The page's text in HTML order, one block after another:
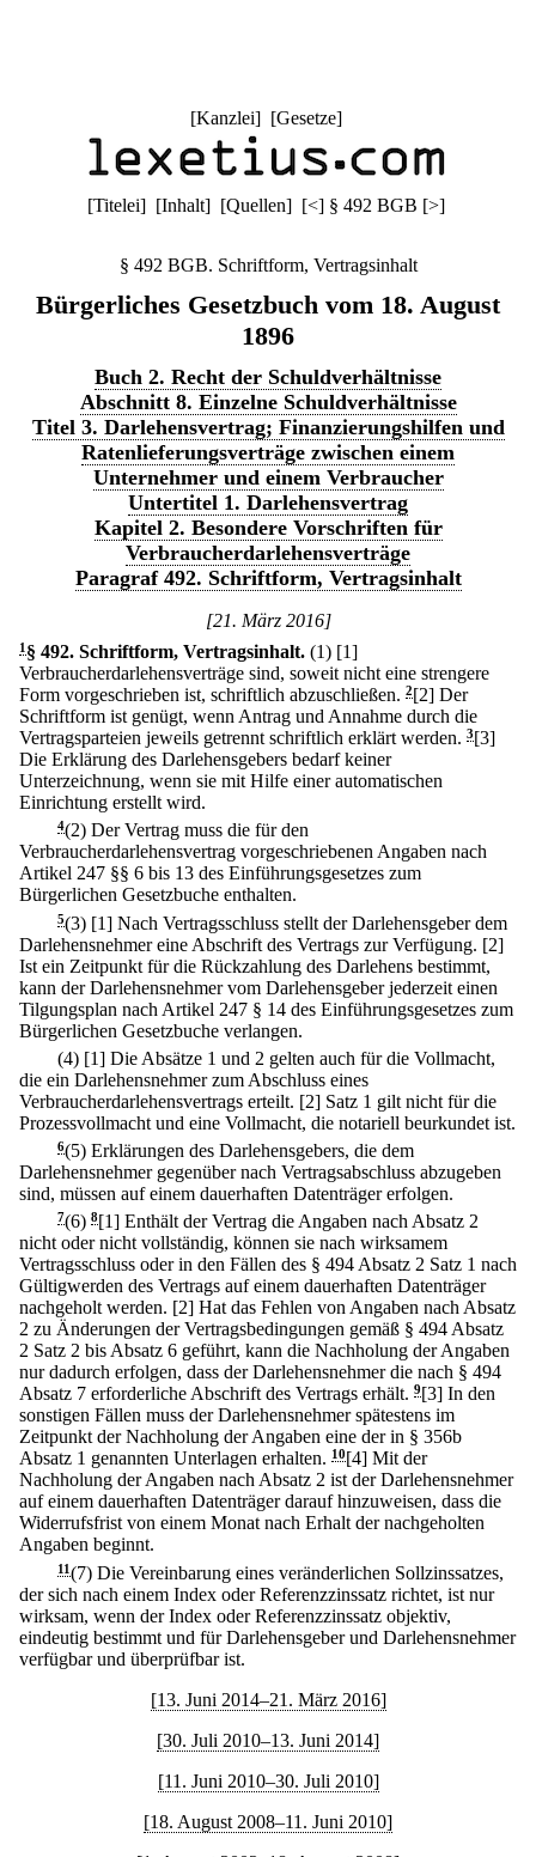
[Kanzlei] [Gesetze]
[Titelei] [Inhalt] [Quellen] [<] § 492 BGB [>]
§ 492 BGB. Schriftform, Vertragsinhalt
Bürgerliches Gesetzbuch vom 18. August
1896
Buch 2. Recht der Schuldverhältnisse
Abschnitt 8. Einzelne Schuldverhältnisse
Titel 3. Darlehensvertrag; Finanzierungshilfen und
Ratenlieferungsverträge zwischen einem
Unternehmer und einem Verbraucher
Untertitel 1. Darlehensvertrag
Kapitel 2. Besondere Vorschriften für
Verbraucherdarlehensverträge
Paragraf 492. Schriftform, Vertragsinhalt
[21. März 2016]
1 § 492. Schriftform, Vertragsinhalt. (1) [1]
Verbraucherdarlehensverträge sind, soweit nicht eine strengere
Form vorgeschrieben ist, schriftlich abzuschließen. 2[2] Der
Schriftform ist genügt, wenn Antrag und Annahme durch die
Vertragsparteien jeweils getrennt schriftlich erklärt werden. 3[3]
Die Erklärung des Darlehensgebers bedarf keiner
Unterzeichnung, wenn sie mit Hilfe einer automatischen
Einrichtung erstellt wird.
4(2) Der Vertrag muss die für den
Verbraucherdarlehensvertrag vorgeschriebenen Angaben nach
Artikel 247 §§ 6 bis 13 des Einführungsgesetzes zum
Bürgerlichen Gesetzbuche enthalten.
5(3) [1] Nach Vertragsschluss stellt der Darlehensgeber dem
Darlehensnehmer eine Abschrift des Vertrags zur Verfügung. [2]
Ist ein Zeitpunkt für die Rückzahlung des Darlehens bestimmt,
kann der Darlehensnehmer vom Darlehensgeber jederzeit einen
Tilgungsplan nach Artikel 247 § 14 des Einführungsgesetzes zum
Bürgerlichen Gesetzbuche verlangen.
(4) [1] Die Absätze 1 und 2 gelten auch für die Vollmacht,
die ein Darlehensnehmer zum Abschluss eines
Verbraucherdarlehensvertrags erteilt. [2] Satz 1 gilt nicht für die
Prozessvollmacht und eine Vollmacht, die notariell beurkundet ist.
6(5) Erklärungen des Darlehensgebers, die dem
Darlehensnehmer gegenüber nach Vertragsabschluss abzugeben
sind, müssen auf einem dauerhaften Datenträger erfolgen.
7(6) 8[1] Enthält der Vertrag die Angaben nach Absatz 2
nicht oder nicht vollständig, können sie nach wirksamem
Vertragsschluss oder in den Fällen des § 494 Absatz 2 Satz 1 nach
Gültigwerden des Vertrags auf einem dauerhaften Datenträger
nachgeholt werden. [2] Hat das Fehlen von Angaben nach Absatz
2 zu Änderungen der Vertragsbedingungen gemäß § 494 Absatz
2 Satz 2 bis Absatz 6 geführt, kann die Nachholung der Angaben
nur dadurch erfolgen, dass der Darlehensnehmer die nach § 494
Absatz 7 erforderliche Abschrift des Vertrags erhält. 9[3] In den
sonstigen Fällen muss der Darlehensnehmer spätestens im
Zeitpunkt der Nachholung der Angaben eine der in § 356b
Absatz 1 genannten Unterlagen erhalten. 10[4] Mit der
Nachholung der Angaben nach Absatz 2 ist der Darlehensnehmer
auf einem dauerhaften Datenträger darauf hinzuweisen, dass die
Widerrufsfrist von einem Monat nach Erhalt der nachgeholten
Angaben beginnt.
11 (7) Die Vereinbarung eines veränderlichen Sollzinssatzes,
der sich nach einem Index oder Referenzzinssatz richtet, ist nur
wirksam, wenn der Index oder Referenzzinssatz objektiv,
eindeutig bestimmt und für Darlehensgeber und Darlehensnehmer
verfügbar und überprüfbar ist.
[13. Juni 2014–21. März 2016]
[30. Juli 2010–13. Juni 2014]
[11. Juni 2010–30. Juli 2010]
[18. August 2008–11. Juni 2010]